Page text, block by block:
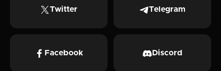
Twitter Telegram
Facebook Discord